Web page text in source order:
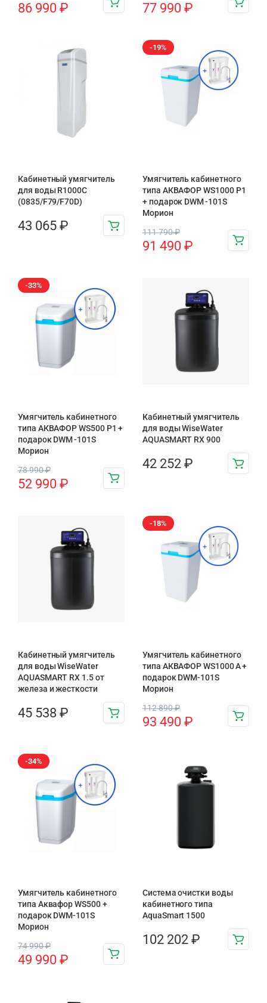
86 990 ₽ 77 990 ₽
Кабинетный умягчитель
для воды R1000C
(0835/F79/F70D)
43 065 ₽
-19%
Умягчитель кабинетного
типа АКВАФОР WS1000 P1
+ подарок DWM -101S
Морион
111 790₽
91 490 ₽
-33%
Умягчитель кабинетного
типа АКВАФОР WS500 P1 +
подарок DWM -101S
Морион
78 990₽
52 990 ₽
Кабинетный умягчитель
для воды WiseWater
AQUASMART RX 900
42 252 ₽
Кабинетный умягчитель
для воды WiseWater
AQUASMART RX 1.5 от
железа и жесткости
45 538 ₽
-18%
Умягчитель кабинетного
типа АКВАФОР WS1000 A +
подарок DWM-101S
Морион
112 890₽
93 490 ₽
-34%
Умягчитель кабинетного
типа Аквафор WS500 +
подарок DWM-101S
Морион
74 990₽
49 990 ₽
Система очистки воды
кабинетного типа
AquaSmart 1500
102 202 ₽